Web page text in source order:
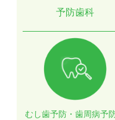
予防歯科
むし歯予防・歯周病予